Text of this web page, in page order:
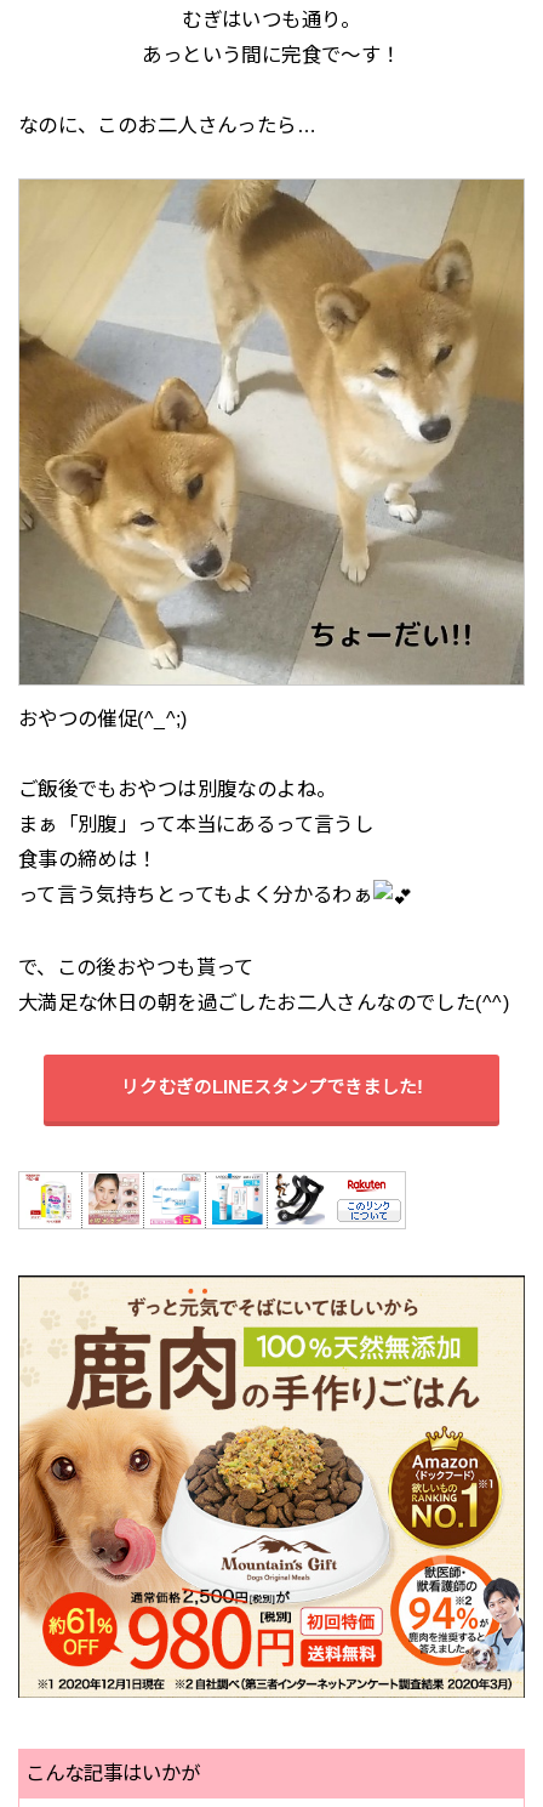
むぎはいつも通り。
あっという間に完食で～す！
なのに、このお二人さんったら…
おやつの催促(^_^;)
ご飯後でもおやつは別腹なのよね。
まぁ「別腹」って本当にあるって言うし
食事の締めは！
って言う気持ちとってもよく分かるわぁ
で、この後おやつも貰って
大満足な休日の朝を過ごしたお二人さんなのでした(^^)
リクむぎのLINEスタンプできました!
こんな記事はいかが